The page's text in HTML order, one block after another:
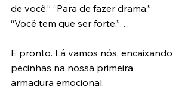
de você.” “Para de fazer drama.”
“Você tem que ser forte.”…
E pronto. Lá vamos nós, encaixando
pecinhas na nossa primeira
armadura emocional.